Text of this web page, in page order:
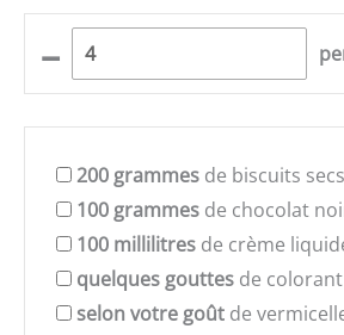
–
200 grammes de biscuits secs
100 grammes de chocolat
100 millilitres de crème
quelques gouttes de
selon votre goût de